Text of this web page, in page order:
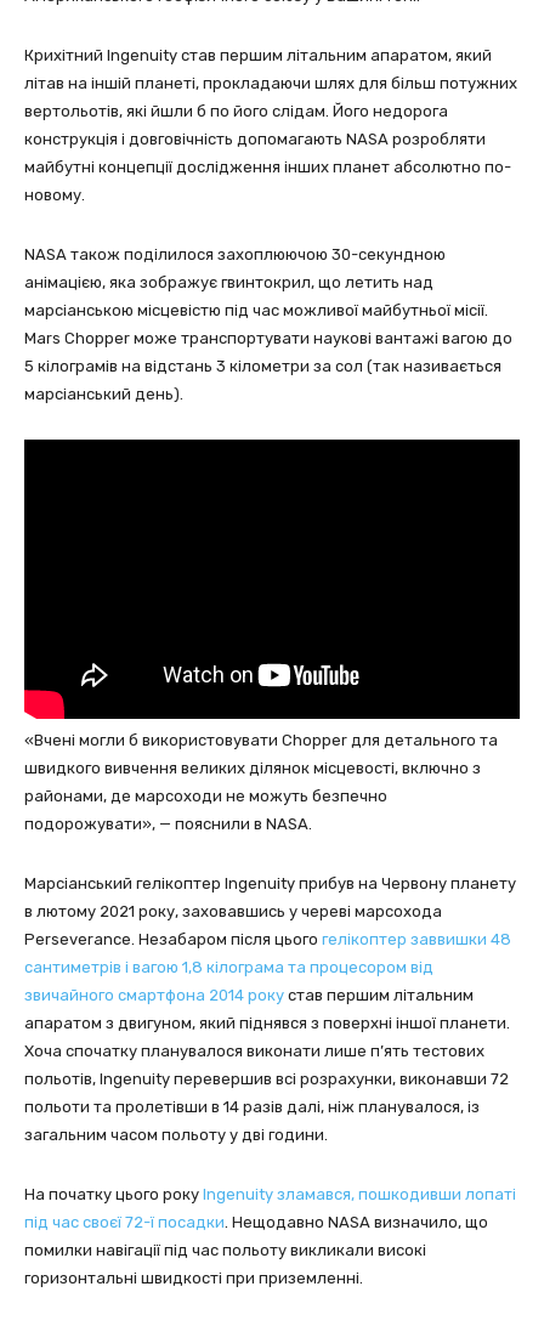
Крихітний Ingenuity став першим літальним апаратом, який
літав на іншій планеті, прокладаючи шлях для більш потужних
вертольотів, які йшли б по його слідам. Його недорога
конструкція і довговічність допомагають NASA розробляти
майбутні концепції дослідження інших планет абсолютно по-
новому.
NASA також поділилося захоплюючою 30-секундною
анімацією, яка зображує гвинтокрил, що летить над
марсіанською місцевістю під час можливої майбутньої місії.
Mars Chopper може транспортувати наукові вантажі вагою до
5 кілограмів на відстань 3 кілометри за сол (так називається
марсіанський день).
«Вчені могли б використовувати Chopper для детального та
швидкого вивчення великих ділянок місцевості, включно з
районами, де марсоходи не можуть безпечно
подорожувати», — пояснили в NASA.
Марсіанський гелікоптер Ingenuity прибув на Червону планету
в лютому 2021 року, заховавшись у череві марсохода
Perseverance. Незабаром після цього гелікоптер заввишки 48
сантиметрів і вагою 1,8 кілограма та процесором від
звичайного смартфона 2014 року став першим літальним
апаратом з двигуном, який піднявся з поверхні іншої планети.
Хоча спочатку планувалося виконати лише п’ять тестових
польотів, Ingenuity перевершив всі розрахунки, виконавши 72
польоти та пролетівши в 14 разів далі, ніж планувалося, із
загальним часом польоту у дві години.
На початку цього року Ingenuity зламався, пошкодивши лопаті
під час своєї 72-ї посадки. Нещодавно NASA визначило, що
помилки навігації під час польоту викликали високі
горизонтальні швидкості при приземленні.